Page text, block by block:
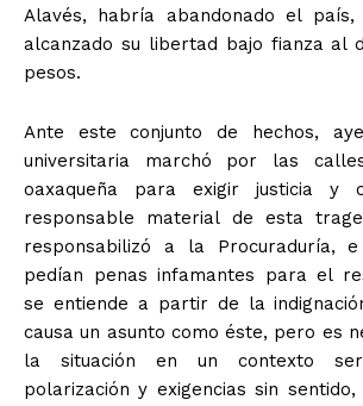
Alavés, habría abandonado el
alcanzado su libertad bajo fianza al
pesos.
Ante este conjunto de hechos,
universitaria marchó por las
oaxaqueña para exigir justicia y
responsable material de esta
responsabilizó a la Procuraduría, e
pedían penas infamantes para el
se entiende a partir de la
causa un asunto como éste, pero es
la situación en un contexto
polarización y exigencias sin